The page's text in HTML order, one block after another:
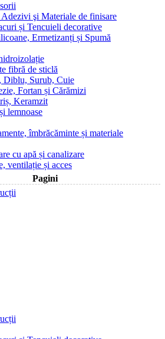
Adezivi şi Materiale de finisare
și Tencuieli decorative
Ermetizanți și Spumă
fibră de sticlă
Diblu, Surub, Cuie
Fortan și Cărămizi
Keramzit
lemnoase
îmbrăcăminte și materiale
cu apă și canalizare
ventilație și acces
Pagini